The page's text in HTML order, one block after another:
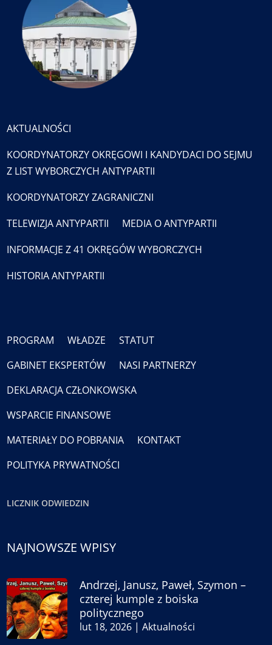
AKTUALNOŚCI
KOORDYNATORZY OKRĘGOWI I KANDYDACI DO SEJMU
Z LIST WYBORCZYCH ANTYPARTII
KOORDYNATORZY ZAGRANICZNI
TELEWIZJA ANTYPARTII
MEDIA O ANTYPARTII
INFORMACJE Z 41 OKRĘGÓW WYBORCZYCH
HISTORIA ANTYPARTII
PROGRAM WŁADZE
STATUT
GABINET EKSPERTÓW
NASI PARTNERZY
DEKLARACJA CZŁONKOWSKA
WSPARCIE FINANSOWE
MATERIAŁY DO POBRANIA
KONTAKT
POLITYKA PRYWATNOŚCI
LICZNIK ODWIEDZIN
NAJNOWSZE WPISY
Andrzej, Janusz, Paweł, Szymon –
czterej kumple z boiska
politycznego
lut 18, 2026 |Aktualności